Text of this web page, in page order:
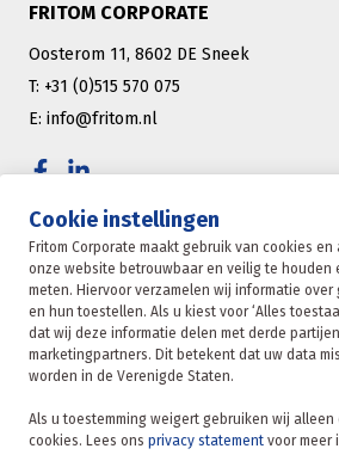
Cookie instellingen
Fritom Corporate maakt gebruik van cookies
onze website betrouwbaar en veilig te houden
meten. Hiervoor verzamelen wij informatie
en hun toestellen. Als u kiest voor ‘Alles
dat wij deze informatie delen met derde
marketingpartners. Dit betekent dat uw data
worden in de Verenigde Staten.
Als u toestemming weigert gebruiken wij
cookies. Lees onsprivacy statement voor meer
FRITOM CORPORATE
Oosterom 11, 8602 DE Sneek
T: +31 (0)515 570 075
E: info@fritom.nl
CERTIFICERINGEN
Fritom Corporate is onderdeel